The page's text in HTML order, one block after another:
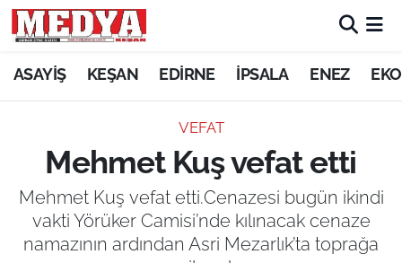
ASAYİŞ KEŞAN EDİRNE İPSALA ENEZ
VEFAT
Mehmet Kuş vefat etti
Mehmet Kuş vefat etti.Cenazesi bugün ikindi
vakti Yörüker Camisi’nde kılınacak cenaze
namazının ardından Asri Mezarlık’ta toprağa
KEŞAN
ASAYİŞ
SİYASET
GÜNDEM